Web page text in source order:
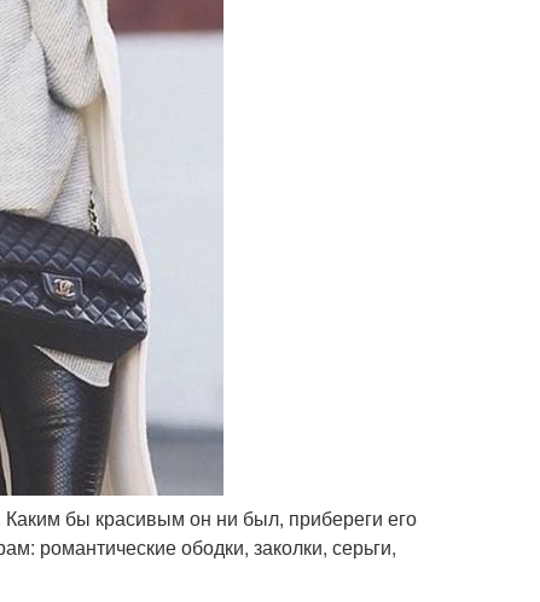
бы красивым он ни был, прибереги его
романтические ободки, заколки, серьги,